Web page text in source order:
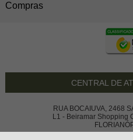
Compras
CENTRAL DE
RUA BOCAIUVA, 2468
L1 - Beiramar Shopping